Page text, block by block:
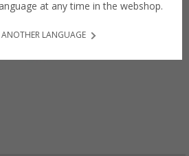
at any time in the webshop.
ANOTHER LANGUAGE